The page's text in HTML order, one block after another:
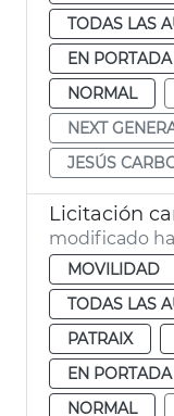
TODAS LAS
EN PORTADA
NORMAL
NEXT
JESÚS
modificado
MOVILIDAD
TODAS LAS
PATRAIX
EN PORTADA
NORMAL